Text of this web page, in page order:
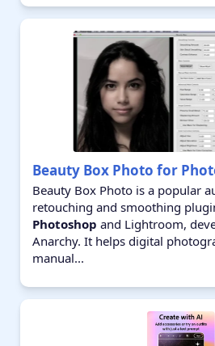
Beauty Box Photo for
Beauty Box Photo is a popular
retouching and smoothing
Photoshop and Lightroom,
Anarchy. It helps digital
manual...